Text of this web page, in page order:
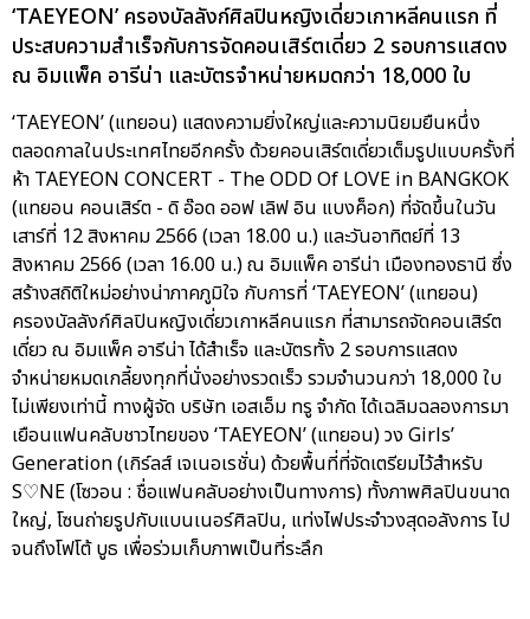
‘TAEYEON’ ครองบัลลังก์ศิลปินหญิงเดี่ยวเกาหลีคนแรก ที่
ประสบความสำเร็จกับการจัดคอนเสิร์ตเดี่ยว 2 รอบการแสดง
ณ อิมแพ็ค อารีน่า และบัตรจำหน่ายหมดกว่า 18,000 ใบ
‘TAEYEON’ (แทยอน) แสดงความยิ่งใหญ่และความนิยมยืนหนึ่ง
ตลอดกาลในประเทศไทยอีกครั้ง ด้วยคอนเสิร์ตเดี่ยวเต็มรูปแบบครั้งที่
ห้า TAEYEON CONCERT - The ODD Of LOVE in BANGKOK
(แทยอน คอนเสิร์ต - ดิ อ๊อด ออฟ เลิฟ อิน แบงค็อก) ที่จัดขึ้นในวัน
เสาร์ที่ 12 สิงหาคม 2566 (เวลา 18.00 น.) และวันอาทิตย์ที่ 13
สิงหาคม 2566 (เวลา 16.00 น.) ณ อิมแพ็ค อารีน่า เมืองทองธานี ซึ่ง
สร้างสถิติใหม่อย่างน่าภาคภูมิใจ กับการที่ ‘TAEYEON’ (แทยอน)
ครองบัลลังก์ศิลปินหญิงเดี่ยวเกาหลีคนแรก ที่สามารถจัดคอนเสิร์ต
เดี่ยว ณ อิมแพ็ค อารีน่า ได้สำเร็จ และบัตรทั้ง 2 รอบการแสดง
จำหน่ายหมดเกลี้ยงทุกที่นั่งอย่างรวดเร็ว รวมจำนวนกว่า 18,000 ใบ
ไม่เพียงเท่านี้ ทางผู้จัด บริษัท เอสเอ็ม ทรู จำกัด ได้เฉลิมฉลองการมา
เยือนแฟนคลับชาวไทยของ ‘TAEYEON’ (แทยอน) วง Girls’
Generation (เกิร์ลส์ เจเนอเรชั่น) ด้วยพื้นที่ที่จัดเตรียมไว้สำหรับ
S♡NE (โซวอน : ชื่อแฟนคลับอย่างเป็นทางการ) ทั้งภาพศิลปินขนาด
ใหญ่, โซนถ่ายรูปกับแบนเนอร์ศิลปิน, แท่งไฟประจำวงสุดอลังการ ไป
จนถึงโฟโต้ บูธ เพื่อร่วมเก็บภาพเป็นที่ระลึก